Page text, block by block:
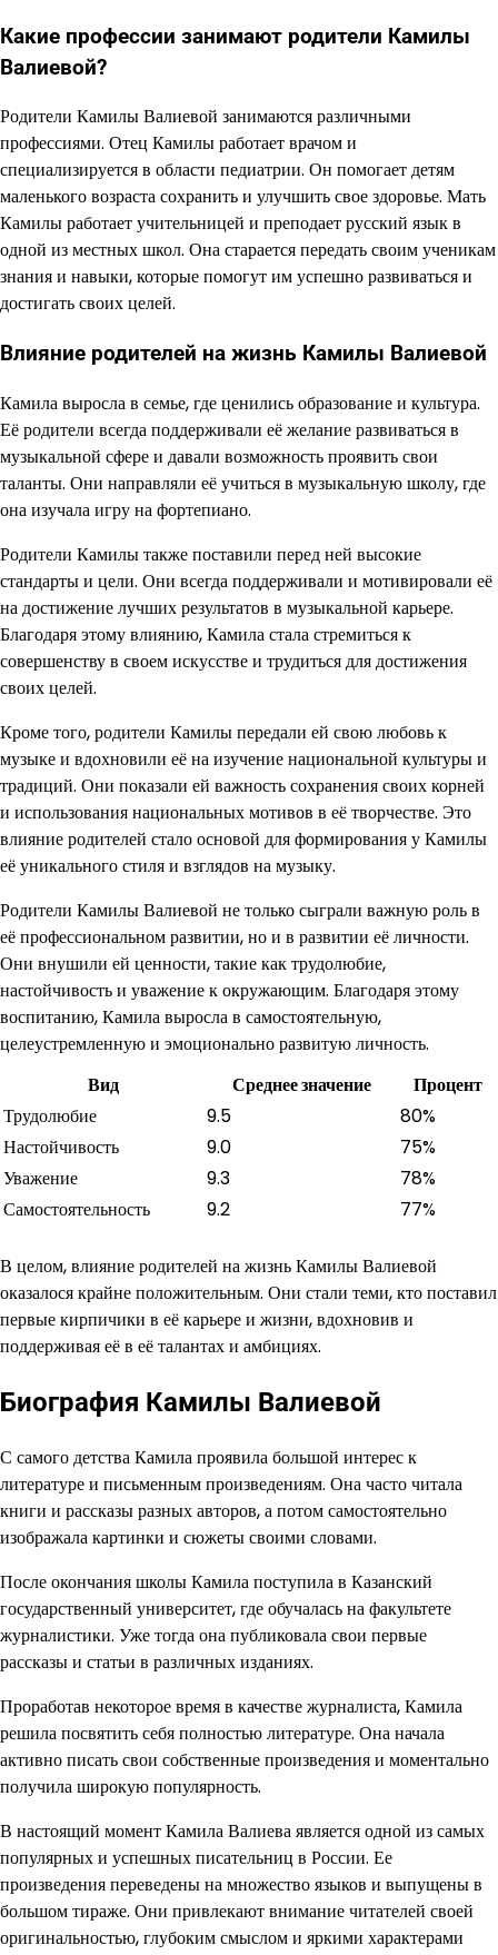
Какие профессии занимают родители Камилы
Валиевой?
Родители Камилы Валиевой занимаются различными
профессиями. Отец Камилы работает врачом и
специализируется в области педиатрии. Он помогает детям
маленького возраста сохранить и улучшить свое здоровье. Мать
Камилы работает учительницей и преподает русский язык в
одной из местных школ. Она старается передать своим ученикам
знания и навыки, которые помогут им успешно развиваться и
достигать своих целей.
Влияние родителей на жизнь Камилы Валиевой
Камила выросла в семье, где ценились образование и культура.
Её родители всегда поддерживали её желание развиваться в
музыкальной сфере и давали возможность проявить свои
таланты. Они направляли её учиться в музыкальную школу, где
она изучала игру на фортепиано.
Родители Камилы также поставили перед ней высокие
стандарты и цели. Они всегда поддерживали и мотивировали её
на достижение лучших результатов в музыкальной карьере.
Благодаря этому влиянию, Камила стала стремиться к
совершенству в своем искусстве и трудиться для достижения
своих целей.
Кроме того, родители Камилы передали ей свою любовь к
музыке и вдохновили её на изучение национальной культуры и
традиций. Они показали ей важность сохранения своих корней
и использования национальных мотивов в её творчестве. Это
влияние родителей стало основой для формирования у Камилы
её уникального стиля и взглядов на музыку.
Родители Камилы Валиевой не только сыграли важную роль в
её профессиональном развитии, но и в развитии её личности.
Они внушили ей ценности, такие как трудолюбие,
настойчивость и уважение к окружающим. Благодаря этому
воспитанию, Камила выросла в самостоятельную,
целеустремленную и эмоционально развитую личность.
Вид
Среднее значение
Процент
Трудолюбие
9.5
80%
Настойчивость
9.0
75%
Уважение
9.3
78%
Самостоятельность
9.2 77%
В целом, влияние родителей на жизнь Камилы Валиевой
оказалося крайне положительным. Они стали теми, кто поставил
первые кирпичики в её карьере и жизни, вдохновив и
поддерживая её в её талантах и амбициях.
Биография Камилы Валиевой
С самого детства Камила проявила большой интерес к
литературе и письменным произведениям. Она часто читала
книги и рассказы разных авторов, а потом самостоятельно
изображала картинки и сюжеты своими словами.
После окончания школы Камила поступила в Казанский
государственный университет, где обучалась на факультете
журналистики. Уже тогда она публиковала свои первые
рассказы и статьи в различных изданиях.
Проработав некоторое время в качестве журналиста, Камила
решила посвятить себя полностью литературе. Она начала
активно писать свои собственные произведения и моментально
получила широкую популярность.
В настоящий момент Камила Валиева является одной из самых
популярных и успешных писательниц в России. Ее
произведения переведены на множество языков и выпущены в
большом тираже. Они привлекают внимание читателей своей
оригинальностью, глубоким смыслом и яркими характерами